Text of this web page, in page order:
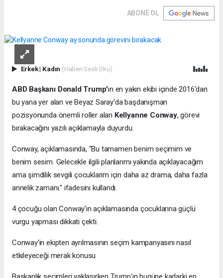
ABONE OL
Erkek| Kadın (Haberi Sesli Oku)
ABD Başkanı Donald Trump'ın en yakın ekibi içinde 2016'dan
bu yana yer alan ve Beyaz Saray'da başdanışman
pozisyonunda önemli roller alan Kellyanne Conway, görevi
bırakacağını yazılı açıklamayla duyurdu.
Conway, açıklamasında, "Bu tamamen benim seçimim ve
benim sesim. Gelecekle ilgili planlarımı yakında açıklayacağım
ama şimdilik sevgili çocuklarım için daha az drama, daha fazla
annelik zamanı." ifadesini kullandı.
4 çocuğu olan Conway'in açıklamasında çocuklarına güçlü
vurgu yapması dikkati çekti.
Conway'in ekipten ayrılmasının seçim kampanyasını nasıl
etkileyeceği merak konusu